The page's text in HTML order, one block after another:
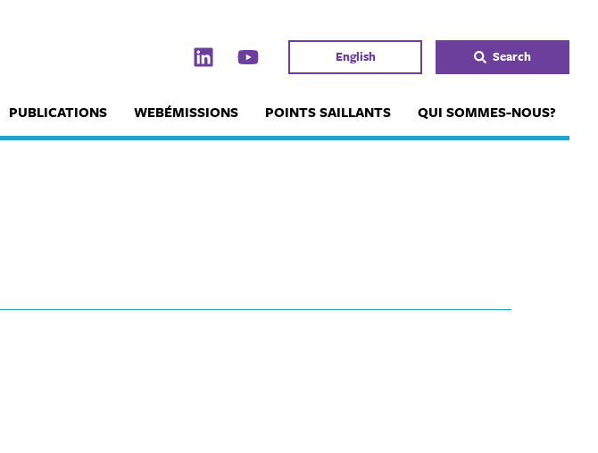
English Search
PUBLICATIONS WEBÉMISSIONS POINTS SAILLANTS QUI SOMMES-NOUS?